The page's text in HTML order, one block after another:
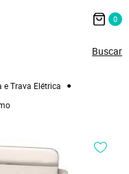
0
e Trava Elétrica